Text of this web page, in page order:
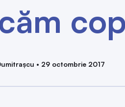
• 29 octombrie 2017